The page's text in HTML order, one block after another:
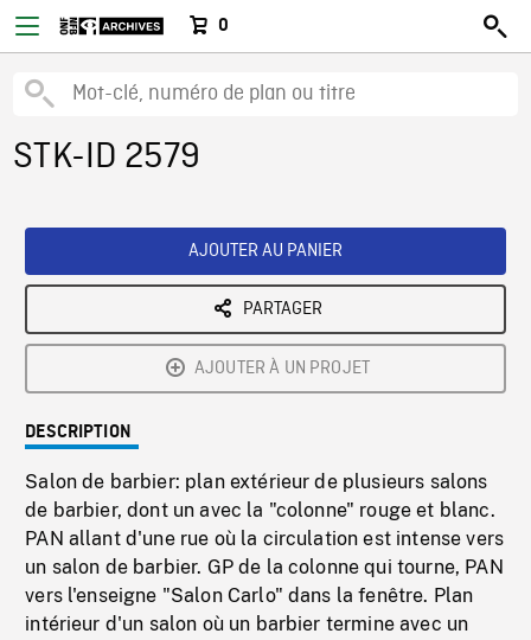
0
STK-ID 2579
AJOUTER AU PANIER
PARTAGER
AJOUTER À UN PROJET
DESCRIPTION
Salon de barbier: plan extérieur de plusieurs salons
de barbier, dont un avec la "colonne" rouge et blanc.
PAN allant d'une rue où la circulation est intense vers
un salon de barbier. GP de la colonne qui tourne, PAN
vers l'enseigne "Salon Carlo" dans la fenêtre. Plan
intérieur d'un salon où un barbier termine avec un